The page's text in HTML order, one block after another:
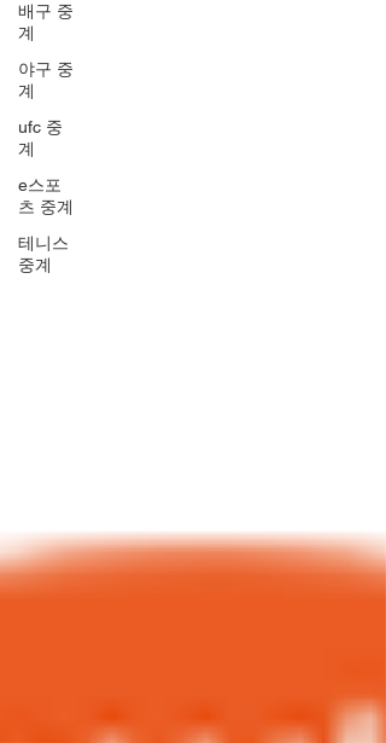
배구 중
계
야구 중
계
ufc 중
계
e스포
츠 중계
테니스
중계